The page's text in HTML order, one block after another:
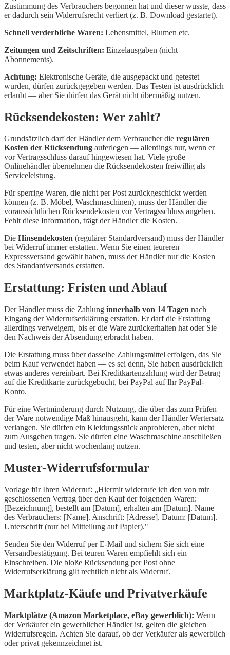
Zustimmung des Verbrauchers begonnen hat und dieser wusste, dass
er dadurch sein Widerrufsrecht verliert (z. B. Download gestartet).
Schnell verderbliche Waren: Lebensmittel, Blumen etc.
Zeitungen und Zeitschriften: Einzelausgaben (nicht
Abonnements).
Achtung: Elektronische Geräte, die ausgepackt und getestet
wurden, dürfen zurückgegeben werden. Das Testen ist ausdrücklich
erlaubt — aber Sie dürfen das Gerät nicht übermäßig nutzen.
Rücksendekosten: Wer zahlt?
Grundsätzlich darf der Händler dem Verbraucher die regulären
Kosten der Rücksendung auferlegen — allerdings nur, wenn er
vor Vertragsschluss darauf hingewiesen hat. Viele große
Onlinehändler übernehmen die Rücksendekosten freiwillig als
Serviceleistung.
Für sperrige Waren, die nicht per Post zurückgeschickt werden
können (z. B. Möbel, Waschmaschinen), muss der Händler die
voraussichtlichen Rücksendekosten vor Vertragsschluss angeben.
Fehlt diese Information, trägt der Händler die Kosten.
Die Hinsendekosten (regulärer Standardversand) muss der Händler
bei Widerruf immer erstatten. Wenn Sie einen teureren
Expressversand gewählt haben, muss der Händler nur die Kosten
des Standardversands erstatten.
Erstattung: Fristen und Ablauf
Der Händler muss die Zahlung innerhalb von 14 Tagen nach
Eingang der Widerrufserklärung erstatten. Er darf die Erstattung
allerdings verweigern, bis er die Ware zurückerhalten hat oder Sie
den Nachweis der Absendung erbracht haben.
Die Erstattung muss über dasselbe Zahlungsmittel erfolgen, das Sie
beim Kauf verwendet haben — es sei denn, Sie haben ausdrücklich
etwas anderes vereinbart. Bei Kreditkartenzahlung wird der Betrag
auf die Kreditkarte zurückgebucht, bei PayPal auf Ihr PayPal-
Konto.
Für eine Wertminderung durch Nutzung, die über das zum Prüfen
der Ware notwendige Maß hinausgeht, kann der Händler Wertersatz
verlangen. Sie dürfen ein Kleidungsstück anprobieren, aber nicht
zum Ausgehen tragen. Sie dürfen eine Waschmaschine anschließen
und testen, aber nicht wochenlang nutzen.
Muster-Widerrufsformular
Vorlage für Ihren Widerruf: „Hiermit widerrufe ich den von mir
geschlossenen Vertrag über den Kauf der folgenden Waren:
[Bezeichnung], bestellt am [Datum], erhalten am [Datum]. Name
des Verbrauchers: [Name]. Anschrift: [Adresse]. Datum: [Datum].
Unterschrift (nur bei Mitteilung auf Papier)."
Senden Sie den Widerruf per E-Mail und sichern Sie sich eine
Versandbestätigung. Bei teuren Waren empfiehlt sich ein
Einschreiben. Die bloße Rücksendung per Post ohne
Widerrufserklärung gilt rechtlich nicht als Widerruf.
Marktplatz-Käufe und Privatverkäufe
Marktplätze (Amazon Marketplace, eBay gewerblich): Wenn
der Verkäufer ein gewerblicher Händler ist, gelten die gleichen
Widerrufsregeln. Achten Sie darauf, ob der Verkäufer als gewerblich
oder privat gekennzeichnet ist.